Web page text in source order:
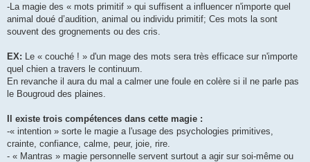
-La magie des « mots primitif » qui suffisent a influencer n'importe quel
animal doué d’audition, animal ou individu primitif; Ces mots la sont
souvent des grognements ou des cris.
EX: Le « couché ! » d'un mage des mots sera très efficace sur n'importe
quel chien a travers le continuum.
En revanche il aura du mal a calmer une foule en colère si il ne parle pas
le Bougroud des plaines.
Il existe trois compétences dans cette magie :
-« intention » sorte le magie a l'usage des psychologies primitives,
crainte, confiance, calme, peur, joie, rire.
- « Mantras » magie personnelle servent surtout a agir sur soi-même ou